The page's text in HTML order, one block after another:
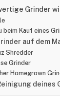
Grinder
beim Kauf eines
auf dem
Shredder
Grinder
Homegrown
deines